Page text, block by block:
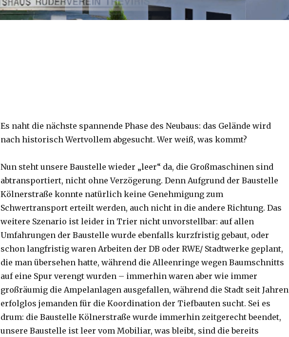
Es naht die nächste spannende Phase des Neubaus: das Gelände wird
nach historisch Wertvollem abgesucht. Wer weiß, was kommt?
Nun steht unsere Baustelle wieder „leer“ da, die Großmaschinen sind
abtransportiert, nicht ohne Verzögerung. Denn Aufgrund der Baustelle
Kölnerstraße konnte natürlich keine Genehmigung zum
Schwertransport erteilt werden, auch nicht in die andere Richtung. Das
weitere Szenario ist leider in Trier nicht unvorstellbar: auf allen
Umfahrungen der Baustelle wurde ebenfalls kurzfristig gebaut, oder
schon langfristig waren Arbeiten der DB oder RWE/ Stadtwerke geplant,
die man übersehen hatte, während die Alleenringe wegen Baumschnitts
auf eine Spur verengt wurden – immerhin waren aber wie immer
großräumig die Ampelanlagen ausgefallen, während die Stadt seit Jahren
erfolglos jemanden für die Koordination der Tiefbauten sucht. Sei es
drum: die Baustelle Kölnerstraße wurde immerhin zeitgerecht beendet,
unsere Baustelle ist leer vom Mobiliar, was bleibt, sind die bereits